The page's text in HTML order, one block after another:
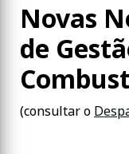
Novas
de
(consultar o